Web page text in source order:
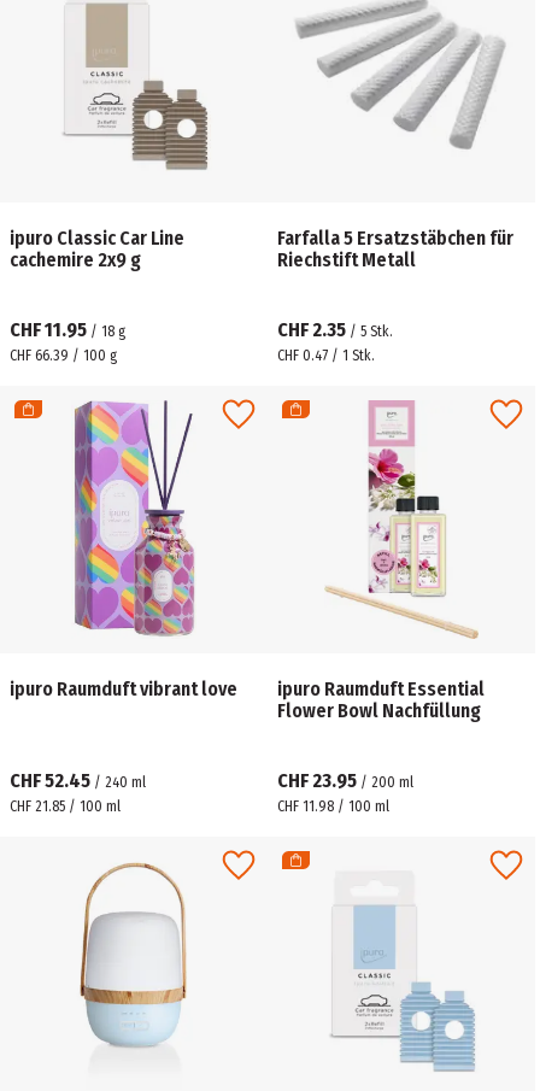
ipuro Classic Car Line
cachemire 2x9 g
CHF 11.95 / 18 g
CHF 66.39 / 100 g
Farfalla 5 Ersatzstäbchen für
Riechstift Metall
CHF 2.35 / 5 Stk.
CHF 0.47 / 1 Stk.
ipuro Raumduft vibrant love
CHF 52.45 / 240 ml
CHF 21.85 / 100 ml
ipuro Raumduft Essential
Flower Bowl Nachfüllung
CHF 23.95 / 200 ml
CHF 11.98 / 100 ml